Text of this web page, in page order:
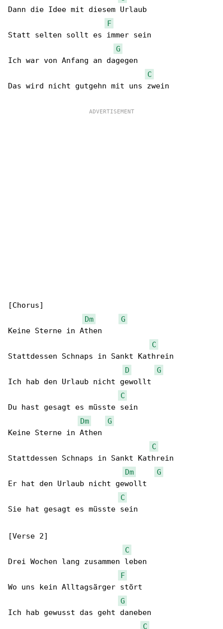
Dann die Idee mit diesem Urlaub
F
Statt selten sollt es immer sein
G
Ich war von Anfang an dagegen
C
Das wird nicht gutgehn mit uns zwein
[Chorus]
Dm
G
Keine Sterne in Athen
C
Stattdessen Schnaps in Sankt Kathrein
D
G
Ich hab den Urlaub nicht gewollt
C
Du hast gesagt es müsste sein
Dm
G
Keine Sterne in Athen
C
Stattdessen Schnaps in Sankt Kathrein
Dm
G
Er hat den Urlaub nicht gewollt
C
Sie hat gesagt es müsste sein
[Verse 2]
C
Drei Wochen lang zusammen leben
F
Wo uns kein Alltagsärger stört
G
Ich hab gewusst das geht daneben
C